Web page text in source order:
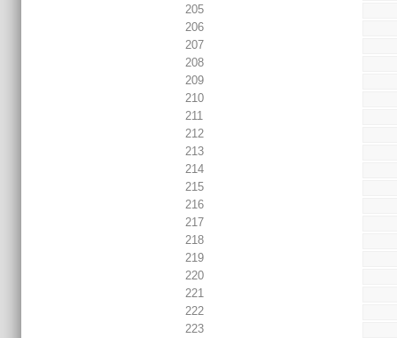
205
206
207
208
209
210
211
212
213
214
215
216
217
218
219
220
221
222
223